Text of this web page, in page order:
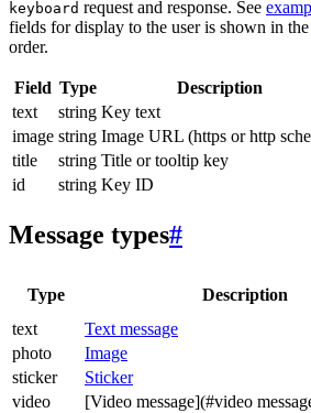
keyboard request and response. See
fields for display to the user is shown in
order.
Field Type Description
text
string Key text
image string Image URL (https or http
title
string Title or tooltip key
id
string Key ID
Message types#
Type Description
text
Text message
photo
Image
sticker
Sticker
video
[Video message](#video